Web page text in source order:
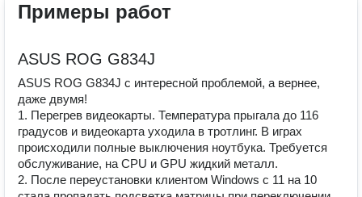
Примеры работ
ASUS ROG G834J
ASUS ROG G834J с интересной проблемой, а вернее,
даже двумя!
1. Перегрев видеокарты. Температура прыгала до 116
градусов и видеокарта уходила в тротлинг. В играх
происходили полные выключения ноутбука. Требуется
обслуживание, на CPU и GPU жидкий металл.
2. После переустановки клиентом Windows с 11 на 10